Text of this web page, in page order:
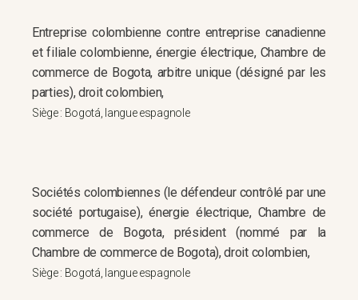
Entreprise colombienne contre entreprise canadienne
et filiale colombienne, énergie électrique, Chambre de
commerce de Bogota, arbitre unique (désigné par les
parties), droit colombien,
Siège : Bogotá, langue espagnole
Sociétés colombiennes (le défendeur contrôlé par une
société portugaise), énergie électrique, Chambre de
commerce de Bogota, président (nommé par la
Chambre de commerce de Bogota), droit colombien,
Siège : Bogotá, langue espagnole